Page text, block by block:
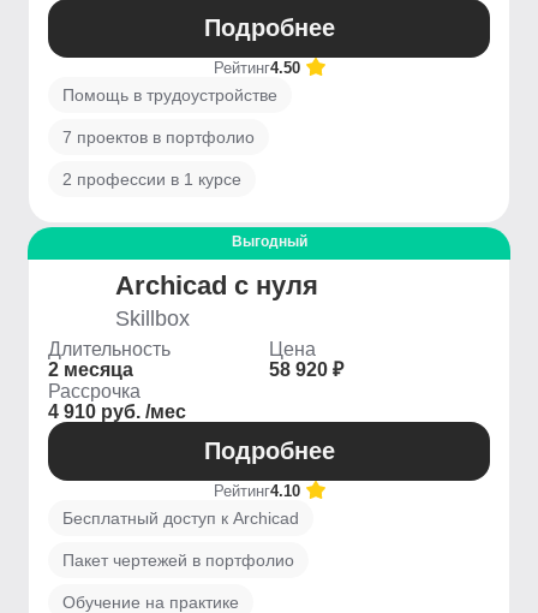
Подробнее
Рейтинг4.50
Помощь в трудоустройстве
7 проектов в портфолио
2 профессии в 1 курсе
Выгодный
Archicad с нуля
Skillbox
Длительность
2 месяца
Цена
58 920 ₽
Рассрочка
4 910 руб. /мес
Подробнее
Рейтинг4.10
Бесплатный доступ к Archicad
Пакет чертежей в портфолио
Обучение на практике